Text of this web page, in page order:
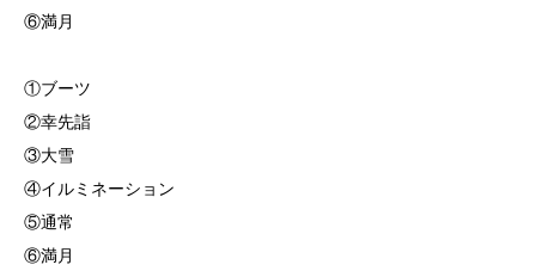
⑥満月
①ブーツ
②幸先詣
③大雪
④イルミネーション
⑤通常
⑥満月